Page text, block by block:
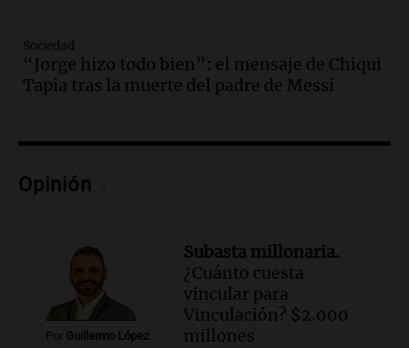
Episodios
Audio.Chile planteó mejorar la
conectividad fronteriza, aérea y digital
Episodios
Audio.
Episodios
Audio.
Investigan un asalto millonario a
la cooperativa Talamochita en Villa
María
Sociedad
“Jorge hizo todo bien”: el mensaje de Chiqui
Tapia tras la muerte del padre de Messi
Opinión
Por Guillermo López
Subasta millonaria.
¿Cuánto cuesta
vincular para
Vinculación? $2.000
millones